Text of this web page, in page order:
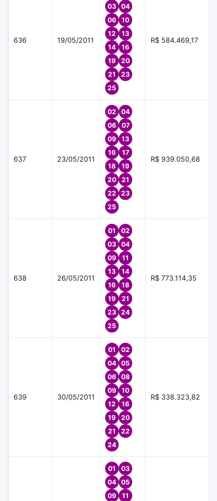
636 19/05/2011
03
04
06
10
12
13
14
16
19
20
21
23
25
R$ 584.469,17
637 23/05/2011
02
04
06
07
09
13
16
17
18
19
20
21
22
23
25
R$ 939.050,68
638 26/05/2011
01
02
03
04
09
11
13
14
16
18
19
21
23
24
25
R$ 773.114,35
639 30/05/2011
01
02
04
05
06
08
09
10
12
16
19
20
21
22
24
R$ 338.323,82
01
03
04
05
09
11